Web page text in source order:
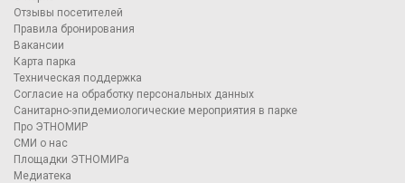
Отзывы посетителей
Правила бронирования
Вакансии
Карта парка
Техническая поддержка
Согласие на обработку персональных данных
Санитарно-эпидемиологические мероприятия в парке
Про ЭТНОМИР
СМИ о нас
Площадки ЭТНОМИРа
Медиатека